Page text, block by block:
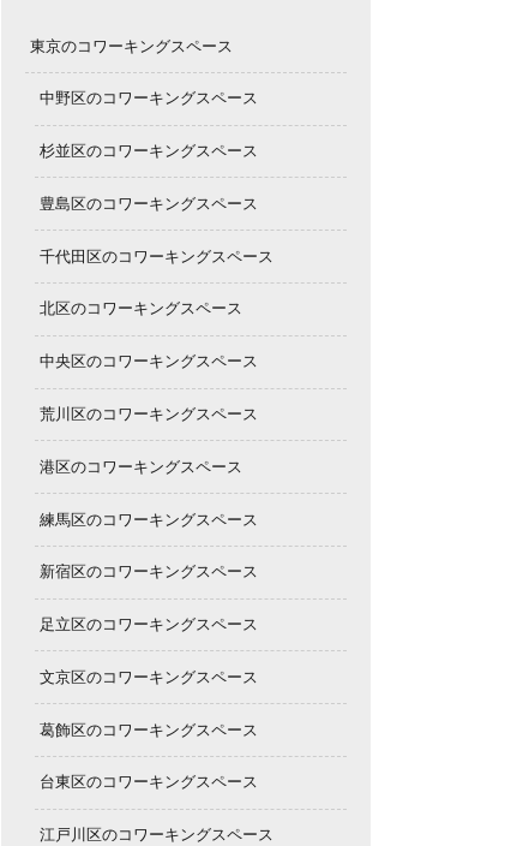
東京のコワーキングスペース
中野区のコワーキングスペース
杉並区のコワーキングスペース
豊島区のコワーキングスペース
千代田区のコワーキングスペース
北区のコワーキングスペース
中央区のコワーキングスペース
荒川区のコワーキングスペース
港区のコワーキングスペース
練馬区のコワーキングスペース
新宿区のコワーキングスペース
足立区のコワーキングスペース
文京区のコワーキングスペース
葛飾区のコワーキングスペース
台東区のコワーキングスペース
江戸川区のコワーキングスペース